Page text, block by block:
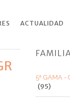
ACTUALIDAD
5ª GAMA -
(95)